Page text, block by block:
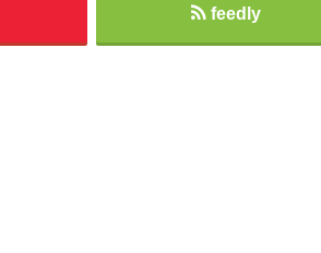
feedly